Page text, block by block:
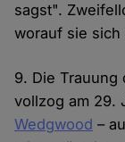
sagst".
worauf sie sich
9. Die Trauung
vollzog am 29.
Wedgwood –